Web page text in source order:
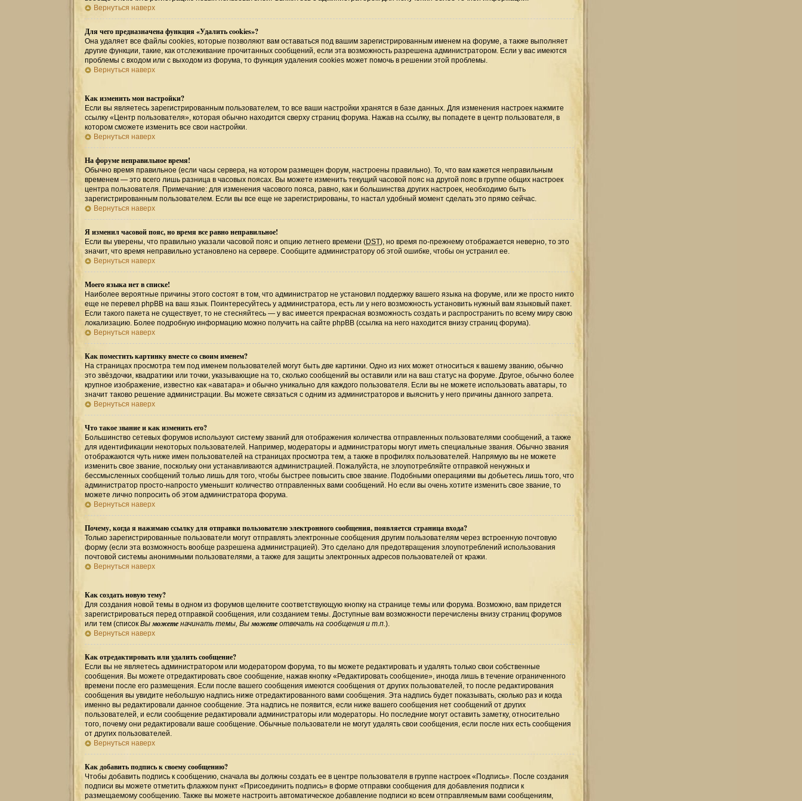
Вернуться наверх
Для чего предназначена функция «Удалить cookies»?
Она удаляет все файлы cookies, которые позволяют вам оставаться под вашим зарегистрированным именем на форуме, а также выполняет
другие функции, такие, как отслеживание прочитанных сообщений, если эта возможность разрешена администратором. Если у вас имеются
проблемы с входом или с выходом из форума, то функция удаления cookies может помочь в решении этой проблемы.
Вернуться наверх
Как изменить мои настройки?
Если вы являетесь зарегистрированным пользователем, то все ваши настройки хранятся в базе данных. Для изменения настроек нажмите
ссылку «Центр пользователя», которая обычно находится сверху страниц форума. Нажав на ссылку, вы попадете в центр пользователя, в
котором сможете изменить все свои настройки.
Вернуться наверх
На форуме неправильное время!
Обычно время правильное (если часы сервера, на котором размещен форум, настроены правильно). То, что вам кажется неправильным
временем — это всего лишь разница в часовых поясах. Вы можете изменить текущий часовой пояс на другой пояс в группе общих настроек
центра пользователя. Примечание: для изменения часового пояса, равно, как и большинства других настроек, необходимо быть
зарегистрированным пользователем. Если вы все еще не зарегистрированы, то настал удобный момент сделать это прямо сейчас.
Вернуться наверх
Я изменил часовой пояс, но время все равно неправильное!
Если вы уверены, что правильно указали часовой пояс и опцию летнего времени (DST), но время по-прежнему отображается неверно, то это
значит, что время неправильно установлено на сервере. Сообщите администратору об этой ошибке, чтобы он устранил ее.
Вернуться наверх
Моего языка нет в списке!
Наиболее вероятные причины этого состоят в том, что администратор не установил поддержку вашего языка на форуме, или же просто никто
еще не перевел phpBB на ваш язык. Поинтересуйтесь у администратора, есть ли у него возможность установить нужный вам языковый пакет.
Если такого пакета не существует, то не стесняйтесь — у вас имеется прекрасная возможность создать и распространить по всему миру свою
локализацию. Более подробную информацию можно получить на сайте phpBB (ссылка на него находится внизу страниц форума).
Вернуться наверх
Как поместить картинку вместе со своим именем?
На страницах просмотра тем под именем пользователей могут быть две картинки. Одно из них может относиться к вашему званию, обычно
это звёздочки, квадратики или точки, указывающие на то, сколько сообщений вы оставили или на ваш статус на форуме. Другое, обычно более
крупное изображение, известно как «аватара» и обычно уникально для каждого пользователя. Если вы не можете использовать аватары, то
значит таково решение администрации. Вы можете связаться с одним из администраторов и выяснить у него причины данного запрета.
Вернуться наверх
Что такое звание и как изменить его?
Большинство сетевых форумов используют систему званий для отображения количества отправленных пользователями сообщений, а также
для идентификации некоторых пользователей. Например, модераторы и администраторы могут иметь специальные звания. Обычно звания
отображаются чуть ниже имен пользователей на страницах просмотра тем, а также в профилях пользователей. Напрямую вы не можете
изменить свое звание, поскольку они устанавливаются администрацией. Пожалуйста, не злоупотребляйте отправкой ненужных и
бессмысленных сообщений только лишь для того, чтобы быстрее повысить свое звание. Подобными операциями вы добьетесь лишь того, что
администратор просто-напросто уменьшит количество отправленных вами сообщений. Но если вы очень хотите изменить свое звание, то
можете лично попросить об этом администратора форума.
Вернуться наверх
Почему, когда я нажимаю ссылку для отправки пользователю электронного сообщения, появляется страница входа?
Только зарегистрированные пользователи могут отправлять электронные сообщения другим пользователям через встроенную почтовую
форму (если эта возможность вообще разрешена администрацией). Это сделано для предотвращения злоупотреблений использования
почтовой системы анонимными пользователями, а также для защиты электронных адресов пользователей от кражи.
Вернуться наверх
Как создать новую тему?
Для создания новой темы в одном из форумов щелкните соответствующую кнопку на странице темы или форума. Возможно, вам придется
зарегистрироваться перед отправкой сообщения, или созданием темы. Доступные вам возможности перечислены внизу страниц форумов
или тем (список Выможете начинать темы, Выможете отвечать на сообщения и т.п.).
Вернуться наверх
Как отредактировать или удалить сообщение?
Если вы не являетесь администратором или модератором форума, то вы можете редактировать и удалять только свои собственные
сообщения. Вы можете отредактировать свое сообщение, нажав кнопку «Редактировать сообщение», иногда лишь в течение ограниченного
времени после его размещения. Если после вашего сообщения имеются сообщения от других пользователей, то после редактирования
сообщения вы увидите небольшую надпись ниже отредактированного вами сообщения. Эта надпись будет показывать, сколько раз и когда
именно вы редактировали данное сообщение. Эта надпись не появится, если ниже вашего сообщения нет сообщений от других
пользователей, и если сообщение редактировали администраторы или модераторы. Но последние могут оставить заметку, относительно
того, почему они редактировали ваше сообщение. Обычные пользователи не могут удалять свои сообщения, если после них есть сообщения
от других пользователей.
Вернуться наверх
Как добавить подпись к своему сообщению?
Чтобы добавить подпись к сообщению, сначала вы должны создать ее в центре пользователя в группе настроек «Подпись». После создания
подписи вы можете отметить флажком пункт «Присоединить подпись» в форме отправки сообщения для добавления подписи к
размещаемому сообщению. Также вы можете настроить автоматическое добавление подписи ко всем отправляемым вами сообщениям,